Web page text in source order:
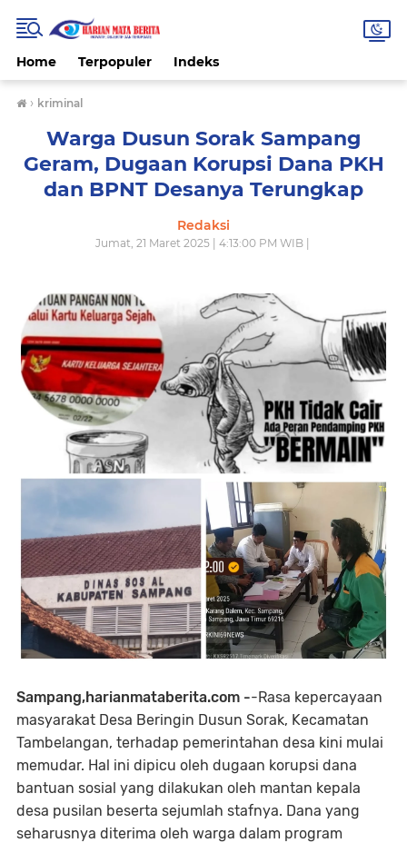
Home Terpopuler Indeks
› kriminal
Warga Dusun Sorak Sampang
Geram, Dugaan Korupsi Dana PKH
dan BPNT Desanya Terungkap
Redaksi
Jumat, 21 Maret 2025 | 4:13:00 PM WIB |
Sampang,harianmataberita.com --Rasa kepercayaan
masyarakat Desa Beringin Dusun Sorak, Kecamatan
Tambelangan, terhadap pemerintahan desa kini mulai
memudar. Hal ini dipicu oleh dugaan korupsi dana
bantuan sosial yang dilakukan oleh mantan kepala
desa pusilan beserta sejumlah stafnya. Dana yang
seharusnya diterima oleh warga dalam program